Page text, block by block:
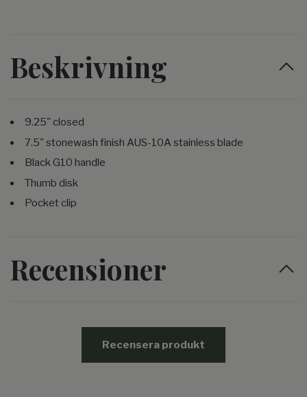
Beskrivning
9.25" closed
7.5" stonewash finish AUS-10A stainless blade
Black G10 handle
Thumb disk
Pocket clip
Recensioner
Recensera produkt